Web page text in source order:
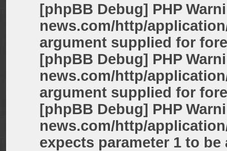
[phpBB Debug] PHP
news.com/http/
argument supplied for
[phpBB Debug] PHP
news.com/http/
argument supplied for
[phpBB Debug] PHP
news.com/http/
expects parameter 1 to